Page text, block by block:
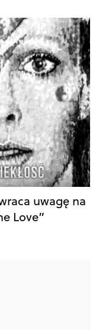
uwagę na
Love”